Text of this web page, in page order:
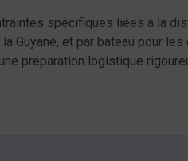
spécifiques liées à la
Guyane, et par bateau pour
préparation logistique